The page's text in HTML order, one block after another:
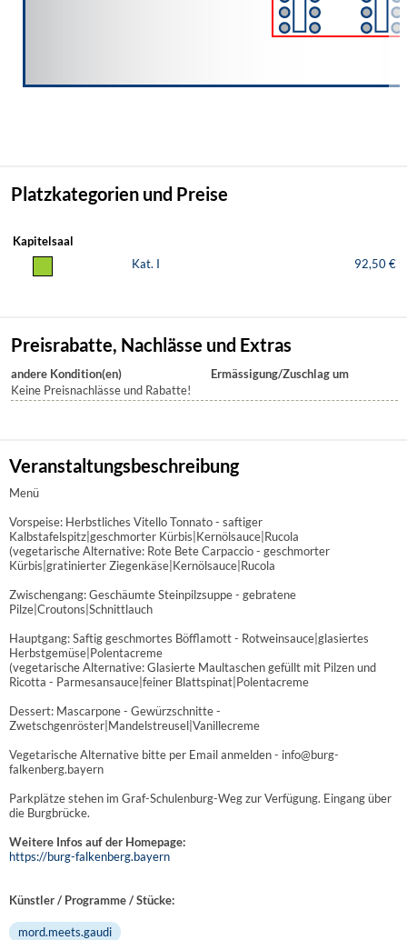
Platzkategorien und Preise
Kapitelsaal
Kat. I
92,50 €
Preisrabatte, Nachlässe und Extras
andere Kondition(en)
Ermässigung/Zuschlag um
Keine Preisnachlässe und Rabatte!
Veranstaltungsbeschreibung
Menü
Vorspeise: Herbstliches Vitello Tonnato - saftiger
Kalbstafelspitz|geschmorter Kürbis|Kernölsauce|Rucola
(vegetarische Alternative: Rote Bete Carpaccio - geschmorter
Kürbis|gratinierter Ziegenkäse|Kernölsauce|Rucola
Zwischengang: Geschäumte Steinpilzsuppe - gebratene
Pilze|Croutons|Schnittlauch
Hauptgang: Saftig geschmortes Böfflamott - Rotweinsauce|glasiertes
Herbstgemüse|Polentacreme
(vegetarische Alternative: Glasierte Maultaschen gefüllt mit Pilzen und
Ricotta - Parmesansauce|feiner Blattspinat|Polentacreme
Dessert: Mascarpone - Gewürzschnitte -
Zwetschgenröster|Mandelstreusel|Vanillecreme
Vegetarische Alternative bitte per Email anmelden - info@burg-
falkenberg.bayern
Parkplätze stehen im Graf-Schulenburg-Weg zur Verfügung. Eingang über
die Burgbrücke.
Weitere Infos auf der Homepage:
https://burg-falkenberg.bayern
Künstler / Programme / Stücke:
mord.meets.gaudi